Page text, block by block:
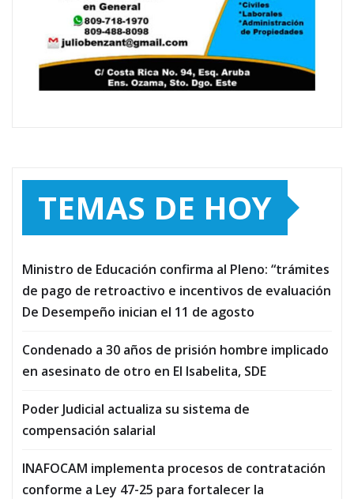
TEMAS DE HOY
Ministro de Educación confirma al Pleno: “trámites
de pago de retroactivo e incentivos de evaluación
De Desempeño inician el 11 de agosto
Condenado a 30 años de prisión hombre implicado
en asesinato de otro en El Isabelita, SDE
Poder Judicial actualiza su sistema de
compensación salarial
INAFOCAM implementa procesos de contratación
conforme a Ley 47-25 para fortalecer la